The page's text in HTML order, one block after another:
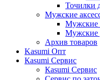
Точилки
Мужские
Мужские
Мужские
Архив товаров
Kasumi Опт
Кasumi Сервис
Кasumi Сервис